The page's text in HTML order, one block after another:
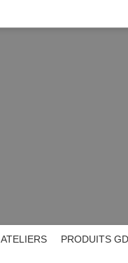
ATELIERS PRODUITS GD